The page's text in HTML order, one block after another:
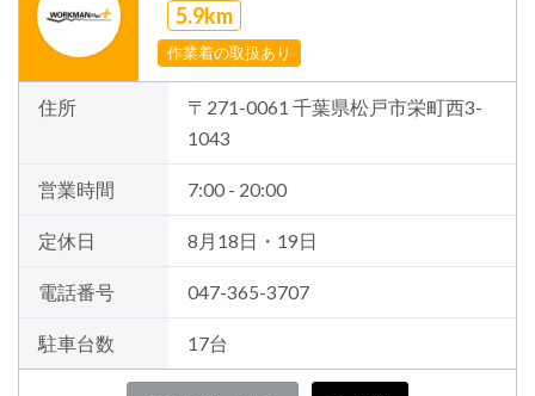
5.9km
作業着の取扱あり
住所
〒271-0061 千葉県松戸市栄町西3-
1043
営業時間 7:00 - 20:00
定休日 8月18日・19日
電話番号 047-365-3707
駐車台数 17台